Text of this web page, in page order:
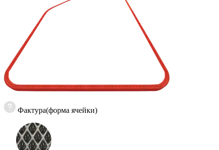
Фактура(форма ячейки)